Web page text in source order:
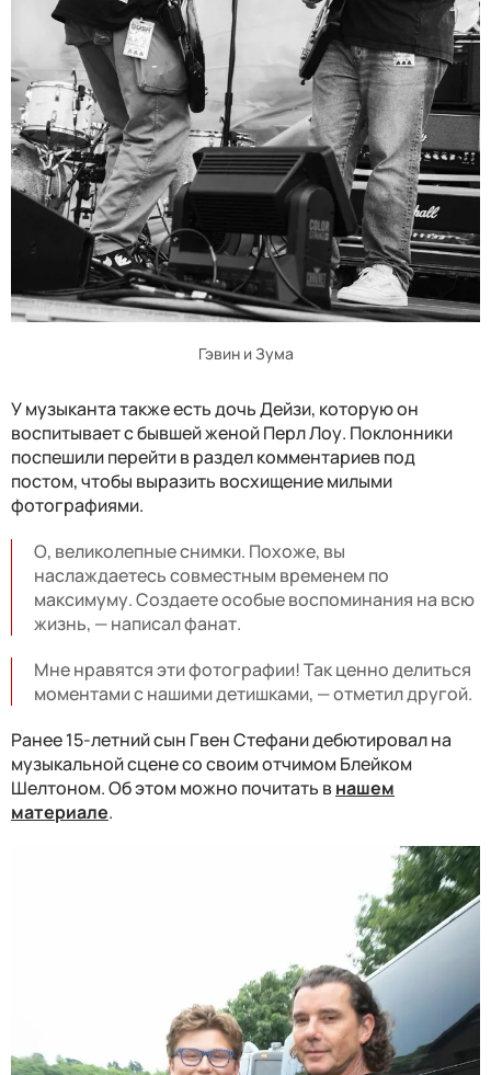
Гэвин и Зума
У музыканта также есть дочь Дейзи, которую он
воспитывает с бывшей женой Перл Лоу. Поклонники
поспешили перейти в раздел комментариев под
постом, чтобы выразить восхищение милыми
фотографиями.
О, великолепные снимки. Похоже, вы
наслаждаетесь совместным временем по
максимуму. Создаете особые воспоминания на всю
жизнь, — написал фанат.
Мне нравятся эти фотографии! Так ценно делиться
моментами с нашими детишками, — отметил другой.
Ранее 15-летний сын Гвен Стефани дебютировал на
музыкальной сцене со своим отчимом Блейком
Шелтоном. Об этом можно почитать внашем
материале.